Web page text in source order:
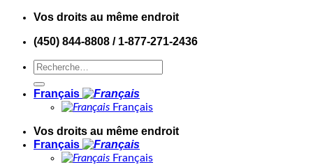
Skip
content
Vos droits au même endroit
(450) 844-8808 / 1-877-271-2436
Français
Français
Vos droits au même endroit
Français
Français